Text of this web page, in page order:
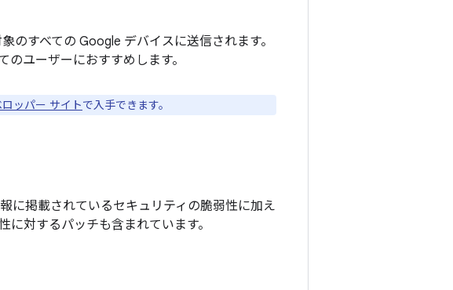
すべての Google デバイスに送信されます。
ユーザーにおすすめします。
ッパー サイトで入手できます。
に掲載されているセキュリティの脆弱性に加え
対するパッチも含まれています。